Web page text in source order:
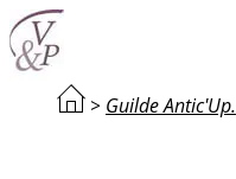
> Guilde Antic'Up.